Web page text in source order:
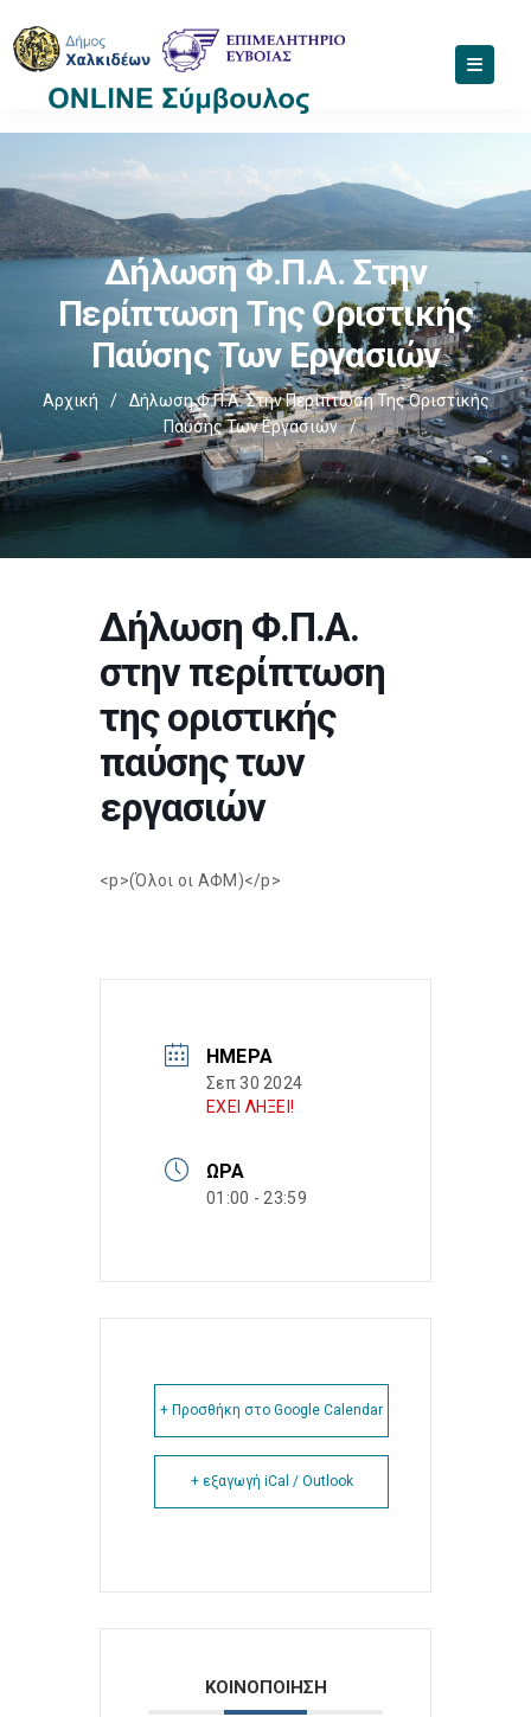
Δήλωση Φ.Π.Α. Στην
Περίπτωση Της Οριστικής
Παύσης Των Εργασιών
Αρχική /
Δήλωση Φ.Π.Α. Στην Περίπτωση Της Οριστικής
Παύσης Των Εργασιών
/
Δήλωση Φ.Π.Α.
στην περίπτωση
της οριστικής
παύσης των
εργασιών
<p>(Όλοι οι ΑΦΜ)</p>
ΗΜΈΡΑ
Σεπ 30 2024
ΕΧΕΙ ΛΗΞΕΙ!
ΏΡΑ
01:00 - 23:59
+ Προσθήκη στο Google Calendar
+ εξαγωγή iCal / Outlook
ΚΟΙΝΟΠΟΙΗΣΗ